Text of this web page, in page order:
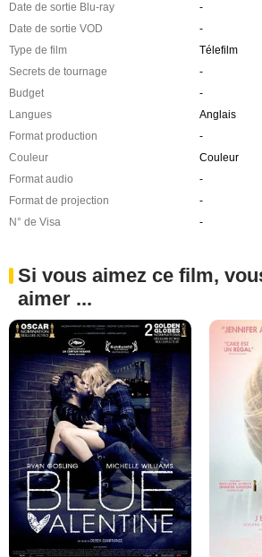
Date de sortie Blu-ray
-
Date de sortie VOD
-
Type de film
Télefilm
Secrets de tournage
-
Budget
-
Langues
Anglais
Format production
-
Couleur
Couleur
Format audio
-
Format de projection
-
N° de Visa
-
Si vous aimez ce film,
aimer ...